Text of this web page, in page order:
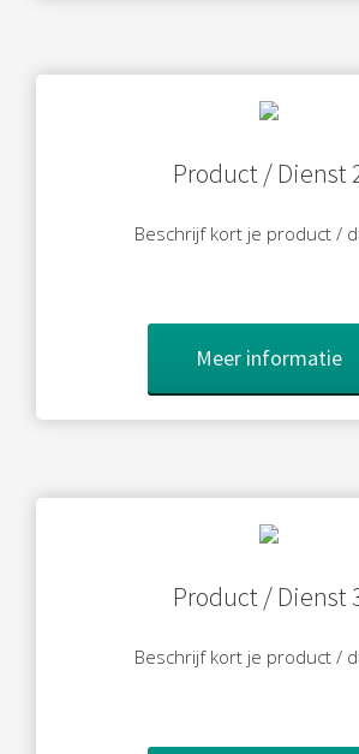
Product / Dienst
Beschrijf kort je product /
Meer informatie
Product / Dienst
Beschrijf kort je product /